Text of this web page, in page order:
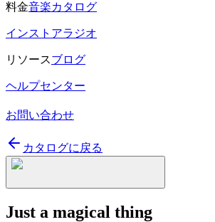
料金音楽カタログ
インストアラジオ
リソースブログ
ヘルプセンター
お問い合わせ
カタログに戻る
Just a magical thing